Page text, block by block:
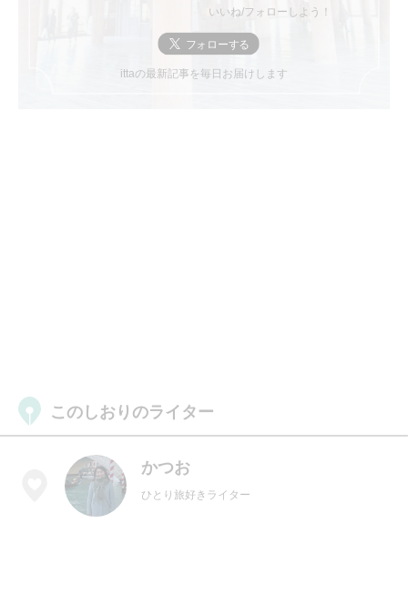
いいね/フォローしよう！
ittaの最新記事を毎日お届けします
このしおりのライター
かつお
ひとり旅好きライター